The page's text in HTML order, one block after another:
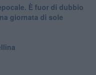
È fuor di dubbio
giornata di sole